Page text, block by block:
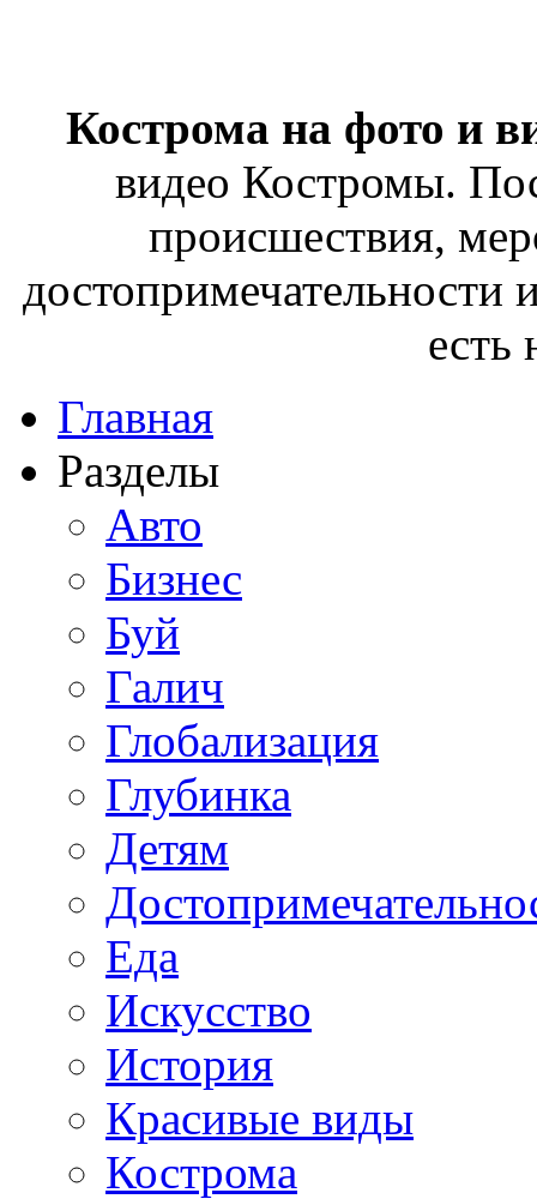
Кострома на фото и
видео Костромы.
происшествия,
достопримечательности
есть
Главная
Разделы
Авто
Бизнес
Буй
Галич
Глобализация
Глубинка
Детям
Еда
Искусство
История
Красивые виды
Кострома